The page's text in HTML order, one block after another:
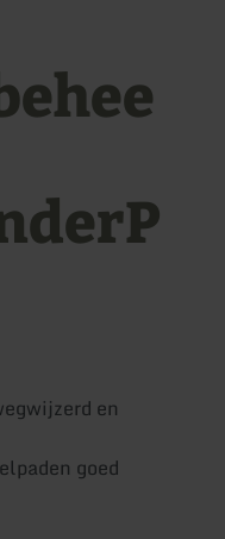
en
goed